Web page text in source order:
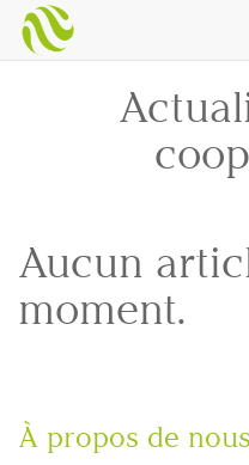
Aucun
moment.
À propos de nous